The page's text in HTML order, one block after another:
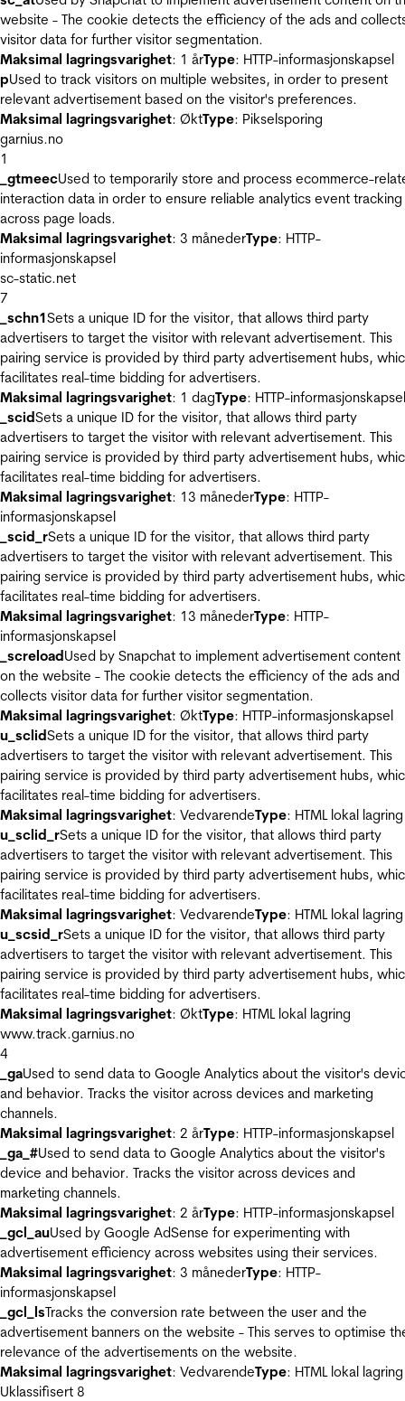
website - The cookie detects the efficiency of the ads and
visitor data for further visitor segmentation.
Maksimal lagringsvarighet: 1 årType: HTTP-informasjonskapsel
pUsed to track visitors on multiple websites, in order to present
relevant advertisement based on the visitor's preferences.
Maksimal lagringsvarighet: ØktType: Pikselsporing
garnius.no
1
_gtmeecUsed to temporarily store and process ecommerce-
interaction data in order to ensure reliable analytics event tracking
across page loads.
Maksimal lagringsvarighet: 3 månederType: HTTP-
informasjonskapsel
sc-static.net
7
_schn1Sets a unique ID for the visitor, that allows third party
advertisers to target the visitor with relevant advertisement. This
pairing service is provided by third party advertisement hubs,
facilitates real-time bidding for advertisers.
Maksimal lagringsvarighet: 1 dagType: HTTP-informasjonskapsel
_scidSets a unique ID for the visitor, that allows third party
advertisers to target the visitor with relevant advertisement. This
pairing service is provided by third party advertisement hubs,
facilitates real-time bidding for advertisers.
Maksimal lagringsvarighet: 13 månederType: HTTP-
informasjonskapsel
_scid_rSets a unique ID for the visitor, that allows third party
advertisers to target the visitor with relevant advertisement. This
pairing service is provided by third party advertisement hubs,
facilitates real-time bidding for advertisers.
Maksimal lagringsvarighet: 13 månederType: HTTP-
informasjonskapsel
_screloadUsed by Snapchat to implement advertisement content
on the website - The cookie detects the efficiency of the ads and
collects visitor data for further visitor segmentation.
Maksimal lagringsvarighet: ØktType: HTTP-informasjonskapsel
u_sclidSets a unique ID for the visitor, that allows third party
advertisers to target the visitor with relevant advertisement. This
pairing service is provided by third party advertisement hubs,
facilitates real-time bidding for advertisers.
Maksimal lagringsvarighet: VedvarendeType: HTML lokal lagring
u_sclid_rSets a unique ID for the visitor, that allows third party
advertisers to target the visitor with relevant advertisement. This
pairing service is provided by third party advertisement hubs,
facilitates real-time bidding for advertisers.
Maksimal lagringsvarighet: VedvarendeType: HTML lokal lagring
u_scsid_rSets a unique ID for the visitor, that allows third party
advertisers to target the visitor with relevant advertisement. This
pairing service is provided by third party advertisement hubs,
facilitates real-time bidding for advertisers.
Maksimal lagringsvarighet: ØktType: HTML lokal lagring
www.track.garnius.no
4
_gaUsed to send data to Google Analytics about the visitor's
and behavior. Tracks the visitor across devices and marketing
channels.
Maksimal lagringsvarighet: 2 årType: HTTP-informasjonskapsel
_ga_#Used to send data to Google Analytics about the visitor's
device and behavior. Tracks the visitor across devices and
marketing channels.
Maksimal lagringsvarighet: 2 årType: HTTP-informasjonskapsel
_gcl_auUsed by Google AdSense for experimenting with
advertisement efficiency across websites using their services.
Maksimal lagringsvarighet: 3 månederType: HTTP-
informasjonskapsel
_gcl_lsTracks the conversion rate between the user and the
advertisement banners on the website - This serves to optimise
relevance of the advertisements on the website.
Maksimal lagringsvarighet: VedvarendeType: HTML lokal lagring
Uklassifisert 8